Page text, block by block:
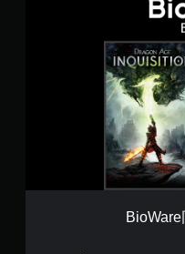
文